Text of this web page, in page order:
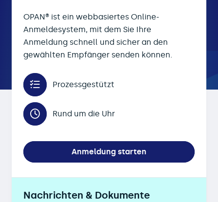
OPAN® ist ein webbasiertes Online-
Anmeldesystem, mit dem Sie Ihre
Anmeldung schnell und sicher an den
gewählten Empfänger senden können.
Prozessgestützt
Rund um die Uhr
Anmeldung starten
Nachrichten & Dokumente